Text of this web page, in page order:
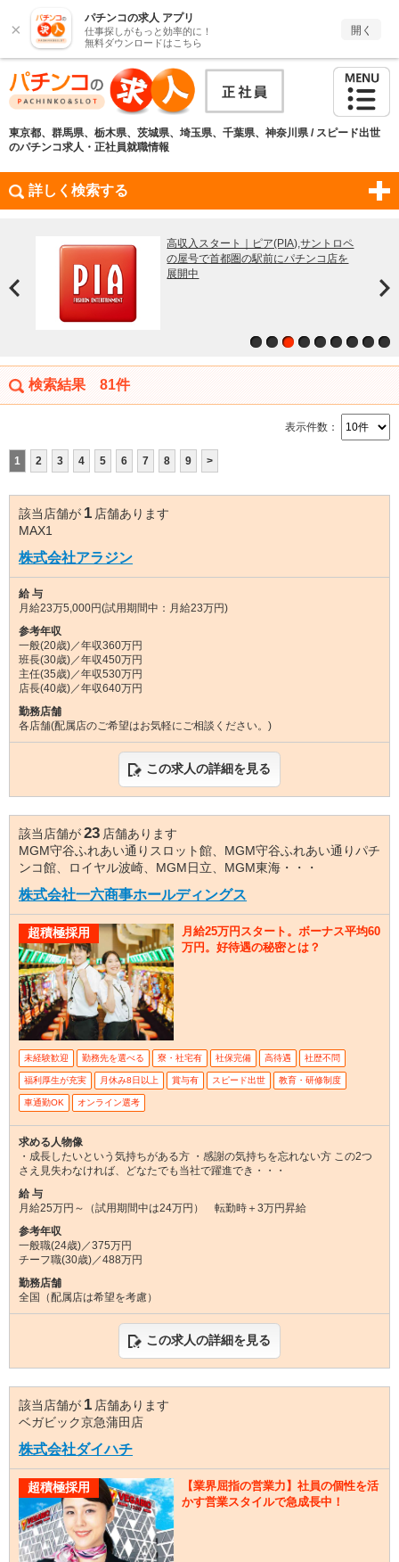
×
パチンコの求人 アプリ
仕事探しがもっと効率的に！
無料ダウンロードはこちら
開く
東京都、群馬県、栃木県、茨城県、埼玉県、千葉県、神奈川県 / スピード出世
のパチンコ求人・正社員就職情報
詳しく検索する
高収入スタート｜ピア(PIA),サントロペ
の屋号で首都圏の駅前にパチンコ店を
展開中
検索結果 81件
表示件数：
1 2 3 4 5 6 7 8 9 >
該当店舗が 1 店舗あります
MAX1
株式会社アラジン
給 与
月給23万5,000円(試用期間中：月給23万円)
参考年収
一般(20歳)／年収360万円
班長(30歳)／年収450万円
主任(35歳)／年収530万円
店長(40歳)／年収640万円
勤務店舗
各店舗(配属店のご希望はお気軽にご相談ください。)
この求人の詳細を見る
該当店舗が23 店舗あります
MGM守谷ふれあい通りスロット館、MGM守谷ふれあい通りパチ
ンコ館、ロイヤル波崎、MGM日立、MGM東海・・・
株式会社一六商事ホールディングス
超積極採用
月給25万円スタート。ボーナス平均60
万円。好待遇の秘密とは？
未経験歓迎 勤務先を選べる 寮・社宅有 社保完備 高待遇 社歴不問
福利厚生が充実 月休み8日以上 賞与有 スピード出世 教育・研修制度
車通勤OK オンライン選考
求める人物像
・成長したいという気持ちがある方 ・感謝の気持ちを忘れない方 この2つ
さえ見失わなければ、どなたでも当社で躍進でき・・・
給 与
月給25万円～（試用期間中は24万円） 転勤時＋3万円昇給
参考年収
一般職(24歳)／375万円
チーフ職(30歳)／488万円
勤務店舗
全国（配属店は希望を考慮）
この求人の詳細を見る
該当店舗が 1 店舗あります
ベガビック京急蒲田店
株式会社ダイハチ
超積極採用
【業界屈指の営業力】社員の個性を活
かす営業スタイルで急成長中！